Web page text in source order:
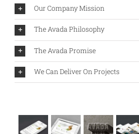
Our Company Mission
The Avada Philosophy
The Avada Promise
We Can Deliver On Projects